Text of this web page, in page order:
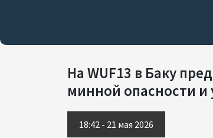
На WUF13 в Баку
минной опасности
18:42 - 21 мая 2026